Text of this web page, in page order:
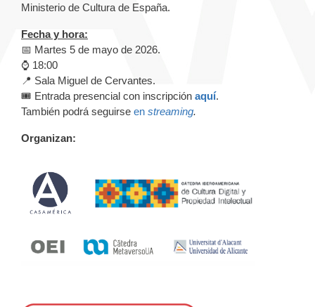
Ministerio de Cultura de España.
Fecha y hora:
📅 Martes 5 de mayo de 2026.
⌚️ 18:00
📍 Sala Miguel de Cervantes.
🎟️ Entrada presencial con inscripción aquí.
También podrá seguirse en streaming.
Organizan: